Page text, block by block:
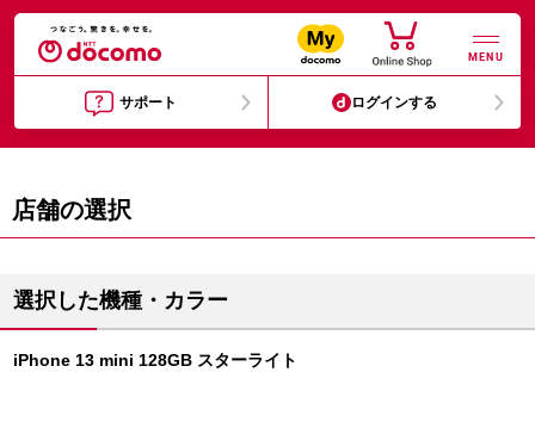
MENU
サポート ログインする
店舗の選択
選択した機種・カラー
iPhone 13 mini 128GB スターライト